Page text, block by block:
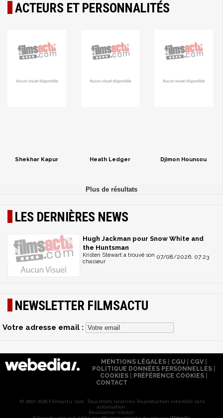
ACTEURS ET PERSONNALITÉS
Shekhar Kapur Heath Ledger Djimon Hounsou
LES DERNIÈRES NEWS
Hugh Jackman pour Snow White and
the Huntsman
07/08/2026, 07:23
Kristen Stewart a trouvé son
chasseur
NEWSLETTER FILMSACTU
Votre adresse email :
MENTIONS LÉGALES| CGU| CGV|
POLITIQUE DONNÉES PERSONNELLES
COOKIES
PRÉFÉRENCE COOKIES
CONTACT
© 2007-2026 Filmsactu .com. Tous droits réservés. Reproduction interdite sans
autorisation.
Réalisation Vitalyn